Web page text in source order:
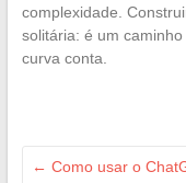
complexidade.
solitária: é um
curva conta.
← Como usar o